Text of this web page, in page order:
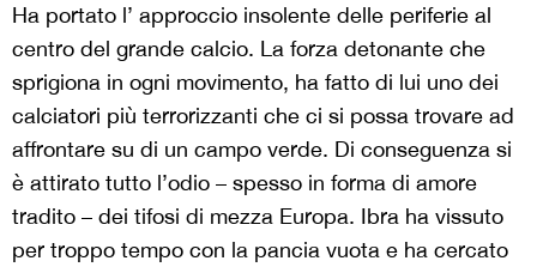
Ha portato l’ approccio insolente delle periferie al
centro del grande calcio. La forza detonante che
sprigiona in ogni movimento, ha fatto di lui uno dei
calciatori più terrorizzanti che ci si possa trovare ad
affrontare su di un campo verde. Di conseguenza si
è attirato tutto l’odio – spesso in forma di amore
tradito – dei tifosi di mezza Europa. Ibra ha vissuto
per troppo tempo con la pancia vuota e ha cercato